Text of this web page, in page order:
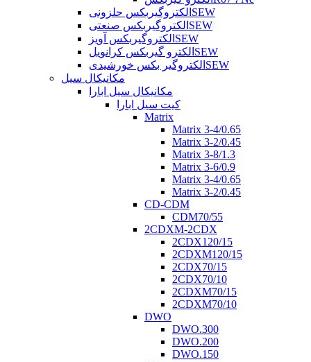
الکتروگیربکس حلزونیSEW
الکتروگیربکس صنعتیSEW
الکتروگیربکس آویزSEW
الکترو گیربکس کرانویلSEW
الکتروگیر بکس خورشیدیSEW
مکانیکال سیل
مکانیکال سیل ابارا
کیت سیل ابارا
Matrix
Matrix 3-4/0.65
Matrix 3-2/0.45
Matrix 3-8/1.3
Matrix 3-6/0.9
Matrix 3-4/0.65
Matrix 3-2/0.45
CD-CDM
CDM70/55
2CDXM-2CDX
2CDX120/15
2CDXM120/15
2CDX70/15
2CDX70/10
2CDXM70/15
2CDXM70/10
DWO
DWO.300
DWO.200
DWO.150